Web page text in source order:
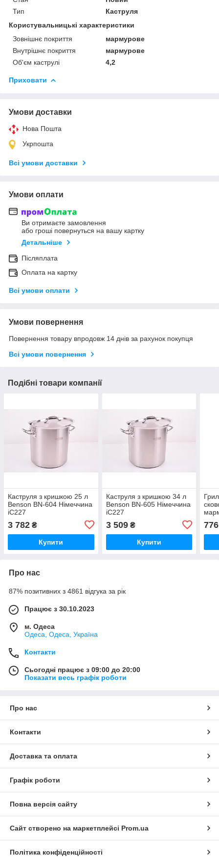
Тип
Каструля
Користувальницькі характеристики
Зовнішнє покриття
мармурове
Внутрішнє покриття
мармурове
Об'єм каструлі
4,2
Приховати
Умови доставки
Нова Пошта
Укрпошта
Всі умови доставки
Умови оплати
Ви отримаєте замовлення
або гроші повернуться на вашу картку
Детальніше
Післяплата
Оплата на картку
Всі умови оплати
Умови повернення
Повернення товару впродовж 14 днів за рахунок покупця
Всі умови повернення
Подібні товари компанії
Каструля з кришкою 25 л
Benson BN-604 Німеччина
iC227
3 782 ₴
Купити
Каструля з кришкою 34 л
Benson BN-605 Німеччина
iC227
3 509₴
Купити
776
Про нас
87% позитивних з 4861 відгука за рік
Працює з 30.10.2023
м. Одеса
Одеса, Одеса, Україна
Контакти
Сьогодні працює з 09:00 до 20:00
Показати весь графік роботи
Про нас
Контакти
Доставка та оплата
Графік роботи
Повна версія сайту
Сайт створено на маркетплейсі Prom.ua
Політика конфіденційності